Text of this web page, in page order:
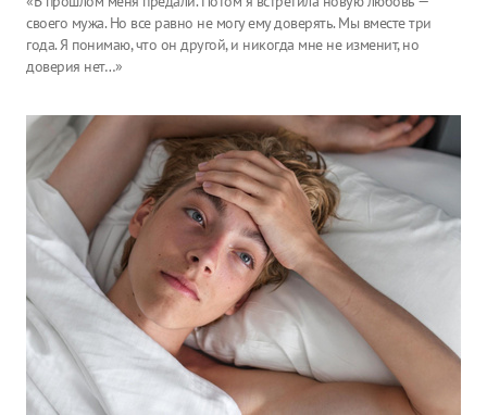
своего мужа. Но все равно не могу ему доверять. Мы вместе три
года. Я понимаю, что он другой, и никогда мне не изменит, но
доверия нет…»